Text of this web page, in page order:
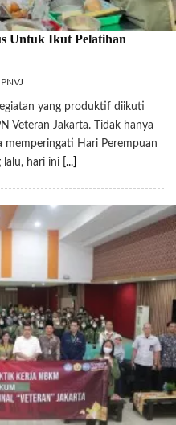
Untuk Ikut Pelatihan
yang produktif diikuti
Veteran Jakarta. Tidak hanya
memperingati Hari Perempuan
lalu, hari ini [...]